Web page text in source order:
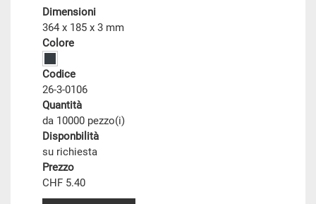
Dimensioni
364 x 185 x 3 mm
Colore
Codice
26-3-0106
Quantità
da 10000 pezzo(i)
Disponbilità
su richiesta
Prezzo
CHF 5.40